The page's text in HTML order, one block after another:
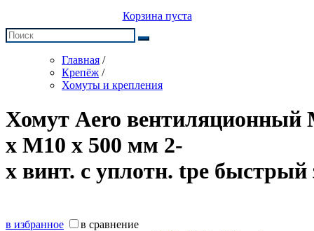
Корзина пуста
Главная /
Крепёж /
Хомуты и крепления
Хомут Aero вентиляционный
x М10 х 500 мм 2-
х винт. с уплотн. tpe
в избранное в сравнение